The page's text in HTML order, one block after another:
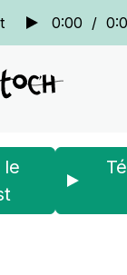
0:00 /
le